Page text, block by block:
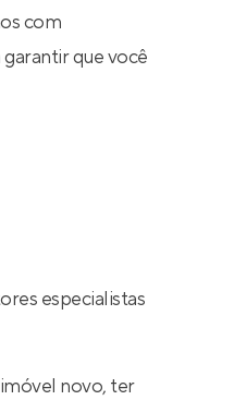
com
que você
especialistas
novo, ter